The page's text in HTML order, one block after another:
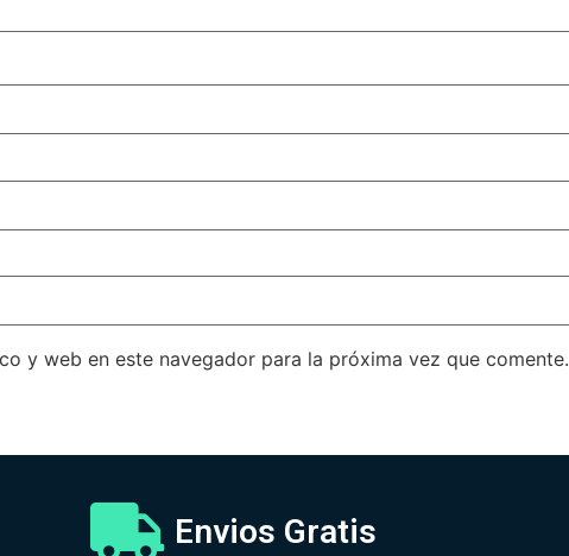
y web en este navegador para la próxima vez que comente.
Envios Gratis